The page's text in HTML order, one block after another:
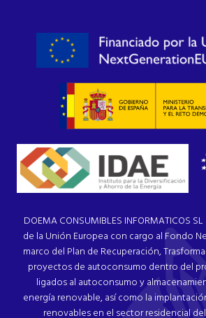
DOEMA CONSUMIBLES INFORMATICOS
de la Unión Europea con cargo al Fondo
marco del Plan de Recuperación,
proyectos de autoconsumo dentro del
ligados al autoconsumo y
energía renovable, así como la
renovables en el sector residencial